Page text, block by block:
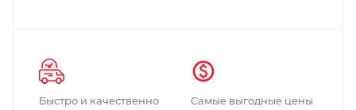
Быстро и качественно
Самые выгодные цены